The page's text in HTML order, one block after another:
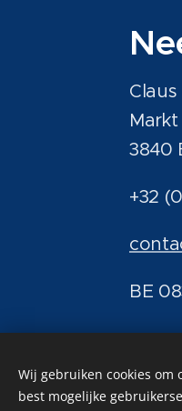
Markt
3840
+32
BE
Wij gebruiken cookies
best mogelijke